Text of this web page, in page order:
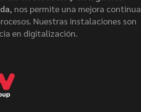
, nos permite una mejora continua
Nuestras instalaciones son
en digitalización.